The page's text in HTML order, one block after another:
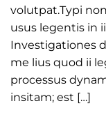
volutpat.Typi
usus legentis in
Investigationes
me lius quod ii
processus
insitam; est […]